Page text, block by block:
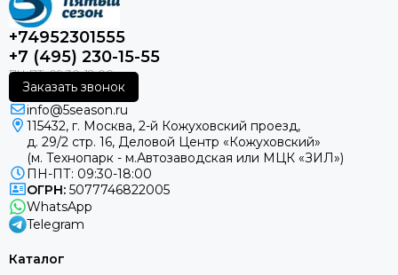
+74952301555
+7 (495) 230-15-55
Заказать звонок
info@5season.ru
115432, г. Москва, 2-й Кожуховский проезд,
д. 29/2 стр. 16, Деловой Центр «Кожуховский»
(м. Технопарк - м.Автозаводская или МЦК «ЗИЛ»)
ПН-ПТ: 09:30-18:00
ОГРН: 5077746822005
WhatsApp
Telegram
Каталог